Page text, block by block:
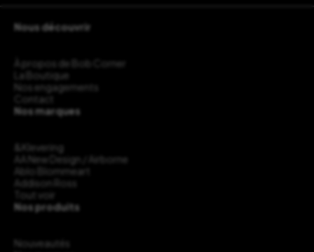
Nous découvrir
À propos de Bob Corner
La Boutique
Nos engagements
Contact
Nos marques
&Klevering
AA New Design / Airborne
Ablo Blommeart
Addison Ross
Tout voir
Nos produits
Nouveautés